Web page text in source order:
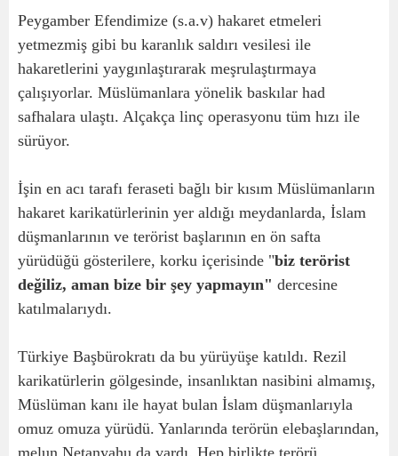
Peygamber Efendimize (s.a.v) hakaret etmeleri
yetmezmiş gibi bu karanlık saldırı vesilesi ile
hakaretlerini yaygınlaştırarak meşrulaştırmaya
çalışıyorlar. Müslümanlara yönelik baskılar had
safhalara ulaştı. Alçakça linç operasyonu tüm hızı ile
sürüyor.
İşin en acı tarafı feraseti bağlı bir kısım Müslümanların
hakaret karikatürlerinin yer aldığı meydanlarda, İslam
düşmanlarının ve terörist başlarının en ön safta
yürüdüğü gösterilere, korku içerisinde "biz terörist
değiliz, aman bize bir şey yapmayın" dercesine
katılmalarıydı.
Türkiye Başbürokratı da bu yürüyüşe katıldı. Rezil
karikatürlerin gölgesinde, insanlıktan nasibini almamış,
Müslüman kanı ile hayat bulan İslam düşmanlarıyla
omuz omuza yürüdü. Yanlarında terörün elebaşlarından,
melun Netanyahu da vardı. Hep birlikte terörü